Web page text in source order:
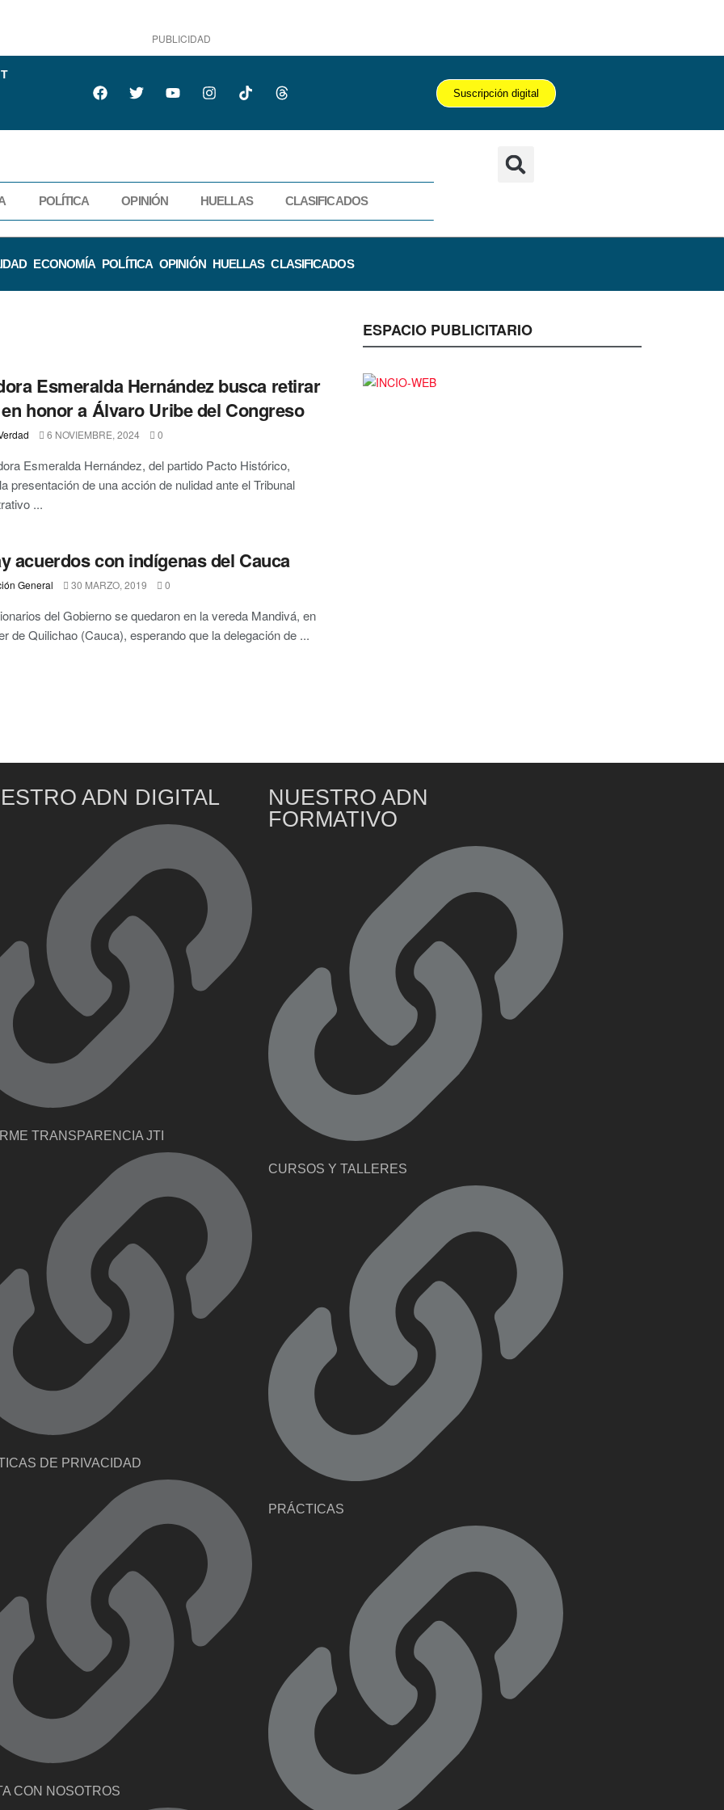
PUBLICIDAD
Suscripción digital
POLÍTICA OPINIÓN HUELLAS CLASIFICADOS
ECONOMÍA POLÍTICA OPINIÓN HUELLAS CLASIFICADOS
Esmeralda Hernández busca retirar
honor a Álvaro Uribe del Congreso
6 NOVIEMBRE, 2024 0
Esmeralda Hernández, del partido Pacto Histórico,
presentación de una acción de nulidad ante el Tribunal
...
acuerdos con indígenas del Cauca
General 30 MARZO, 2019 0
del Gobierno se quedaron en la vereda Mandivá, en
de Quilichao (Cauca), esperando que la delegación de ...
ESPACIO PUBLICITARIO
ADN DIGITAL
TRANSPARENCIA JTI
DE PRIVACIDAD
CON NOSOTROS
NUESTRO ADN
FORMATIVO
CURSOS Y TALLERES
PRÁCTICAS